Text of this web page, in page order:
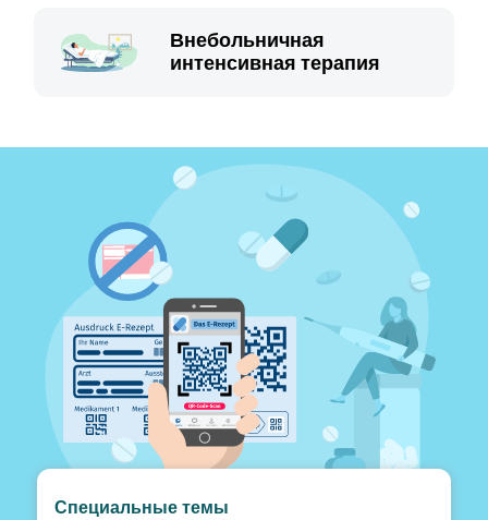
Внебольничная
интенсивная терапия
Специальные темы